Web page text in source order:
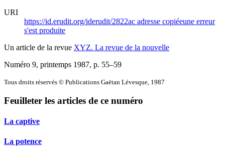
URI
https://id.erudit.org/iderudit/2822ac adresse copiéeune erreur
s'est produite
Un article de la revue XYZ. La revue de la nouvelle
Numéro 9, printemps 1987, p. 55–59
Tous droits réservés © Publications Gaëtan Lévesque, 1987
Feuilleter les articles de ce numéro
La captive
La potence